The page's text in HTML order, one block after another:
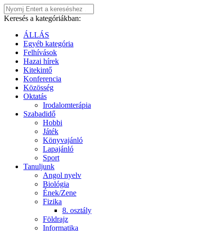
Keresés a kategóriákban:
ÁLLÁS
Egyéb kategória
Felhívások
Hazai hírek
Kitekintő
Konferencia
Közösség
Oktatás
Irodalomterápia
Szabadidő
Hobbi
Játék
Könyvajánló
Lapajánló
Sport
Tanuljunk
Angol nyelv
Biológia
Ének/Zene
Fizika
8. osztály
Földrajz
Informatika